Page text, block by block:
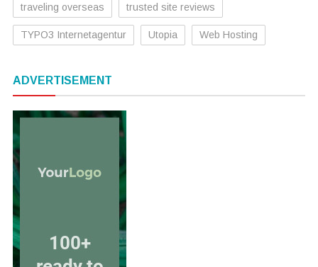
traveling overseas trusted site reviews
TYPO3 Internetagentur Utopia Web Hosting
ADVERTISEMENT